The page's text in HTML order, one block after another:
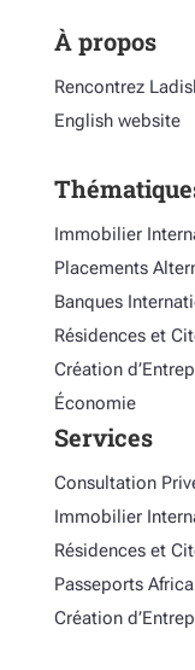
À propos
Rencontrez
English website
Immobilier
Placements
Banques
Résidences et
Création
Économie
Services
Consultation
Immobilier
Résidences et
Passeports
Création